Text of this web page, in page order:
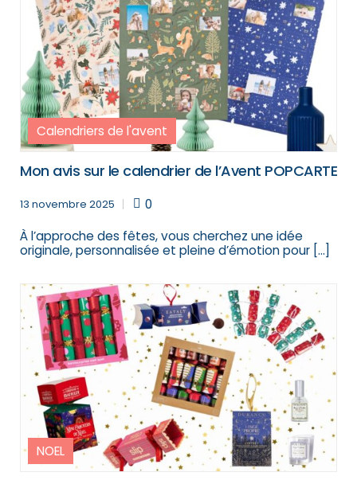
Calendriers de l'avent
Mon avis sur le calendrier de l’Avent POPCARTE
13 novembre 2025
0
À l’approche des fêtes, vous cherchez une idée
originale, personnalisée et pleine d’émotion pour […]
NOEL